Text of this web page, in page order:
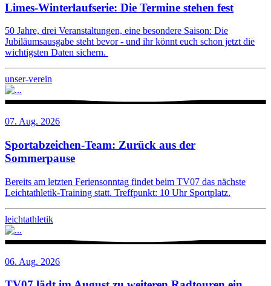
Limes-Winterlaufserie: Die Termine stehen fest
50 Jahre, drei Veranstaltungen, eine besondere Saison: Die
Jubiläumsausgabe steht bevor - und ihr könnt euch schon jetzt die
wichtigsten Daten sichern.
unser-verein
07. Aug. 2026
Sportabzeichen-Team: Zurück aus der
Sommerpause
Bereits am letzten Feriensonntag findet beim TV07 das nächste
Leichtathletik-Training statt. Treffpunkt: 10 Uhr Sportplatz.
leichtathletik
06. Aug. 2026